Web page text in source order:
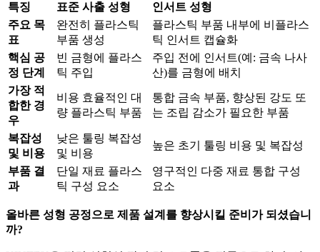
특징 표준 사출 성형
인서트 성형
주요 목
표
완전히 플라스틱
부품 생성
플라스틱 부품 내부에 비플라스
틱 인서트 캡슐화
핵심 공
정 단계
빈 금형에 플라스
틱 주입
주입 전에 인서트(예: 금속 나사
산)를 금형에 배치
가장 적
합한 경
우
비용 효율적인 대
량 플라스틱 부품
통합 금속 부품, 향상된 강도 또
는 조립 감소가 필요한 부품
복잡성
및 비용
낮은 툴링 복잡성
및 비용
높은 초기 툴링 비용 및 복잡성
부품 결
과
단일 재료 플라스
틱 구성 요소
영구적인 다중 재료 통합 구성
요소
올바른 성형 공정으로 제품 설계를 향상시킬 준비가 되셨습니
까?